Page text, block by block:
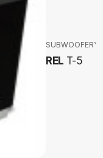
SUBWOOFERY
REL T-5